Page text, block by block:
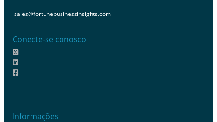
sales@fortunebusinessinsights.com
Conecte-se conosco
Informações